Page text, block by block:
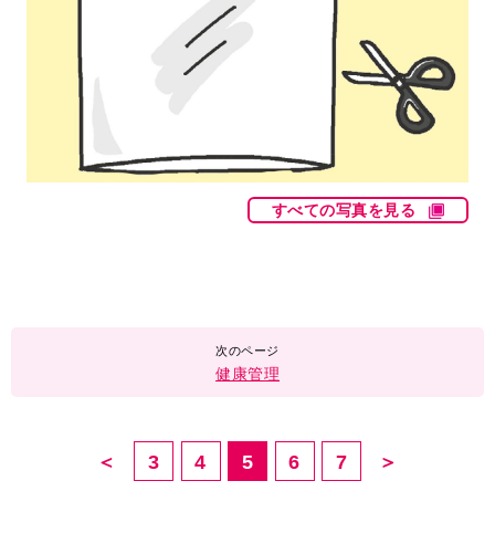
すべての写真を見る
健康管理
＜ 3 4 5 6 7 ＞